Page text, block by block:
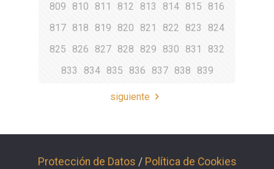
809
810 811 812 813 814 815
816
817 818 819 820 821 822 823
824
825
826 827 828 829 830 831
832
833
834 835 836 837 838 839
siguiente
Protección de Datos / Política de Cookies